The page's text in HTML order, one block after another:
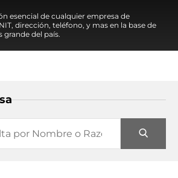
esencial de cualquier empresa de
dirección, teléfono, y mas en la base de
grande del país.